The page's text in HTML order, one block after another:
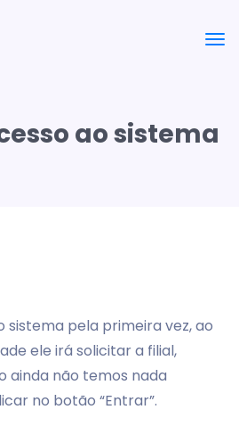
ao sistema
sistema pela primeira vez, ao
ele irá solicitar a filial,
ainda não temos nada
no botão “Entrar”.